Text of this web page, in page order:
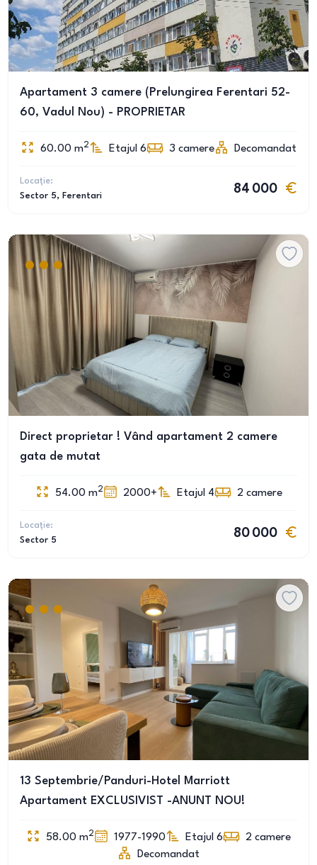
Apartament 3 camere (Prelungirea Ferentari 52-
60, Vadul Nou) - PROPRIETAR
60.00 m2 Etajul 6 3 camere Decomandat
Locație:
Sector 5, Ferentari
84 000
Direct proprietar ! Vând apartament 2 camere
gata de mutat
54.00 m2 2000+ Etajul 4 2 camere
Locație:
Sector 5
80 000
13 Septembrie/Panduri-Hotel Marriott
Apartament EXCLUSIVIST -ANUNT NOU!
58.00 m2 1977-1990 Etajul 6 2 camere
Decomandat